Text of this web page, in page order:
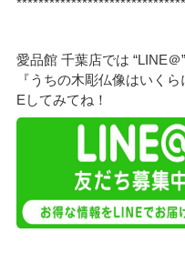
愛品館 千葉店では “LINE＠
『うちの木彫仏像はいく
Eしてみてね！